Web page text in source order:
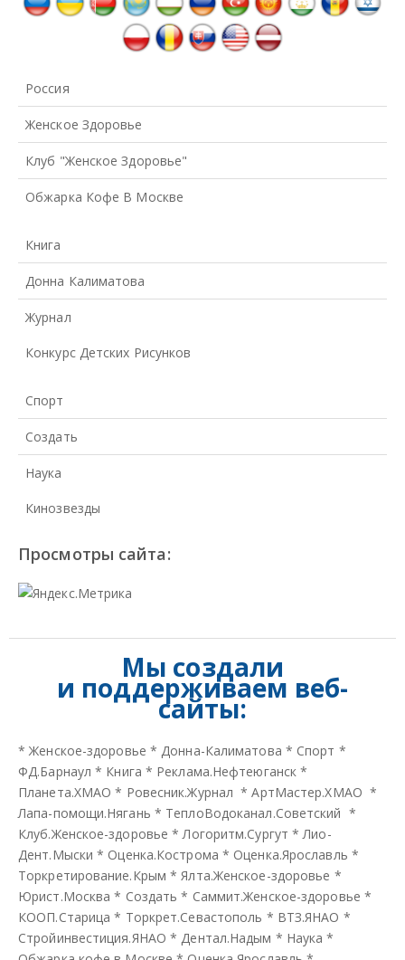
Россия
Женское Здоровье
Клуб "Женское Здоровье"
Обжарка Кофе В Москве
Книга
Донна Калиматова
Журнал
Конкурс Детских Рисунков
Спорт
Создать
Наука
Кинозвезды
Просмотры сайта:
Мы создали
и поддерживаем веб-
сайты:
*Женское-здоровье * Донна-Калиматова * Спорт *
ФД.Барнаул * Книга * Реклама.Нефтеюганск *
Планета.ХМАО * Ровесник.Журнал *АртМастер.ХМАО *
Лапа-помощи.Нягань * ТеплоВодоканал.Советский *
Клуб.Женское-здоровье * Логоритм.Сургут * Лио-
Дент.Мыски * Оценка.Кострома * Оценка.Ярославль *
Торкретирование.Крым * Ялта.Женское-здоровье *
Юрист.Москва * Создать * Саммит.Женское-здоровье *
КООП.Старица * Торкрет.Севастополь * ВТЗ.ЯНАО *
Стройинвестиция.ЯНАО * Дентал.Надым * Наука *